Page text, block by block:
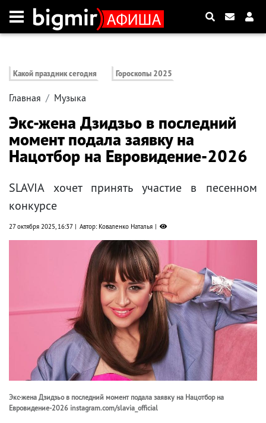
Какой праздник сегодня Гороскопы 2025
Главная Музыка
Экс-жена Дзидзьо в последний
момент подала заявку на
Нацотбор на Евровидение-2026
SLAVIA хочет принять участие в песенном
конкурсе
27 октября 2025, 16:37 Автор: Коваленко Наталья
Экс-жена Дзидзьо в последний момент подала заявку на Нацотбор на
Евровидение-2026 instagram.com/slavia_official